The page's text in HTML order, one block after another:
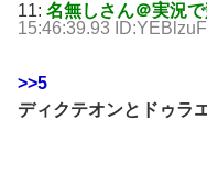
11: 名無しさん＠実況
15:46:39.93
>>5
ディクテオンとドゥラ